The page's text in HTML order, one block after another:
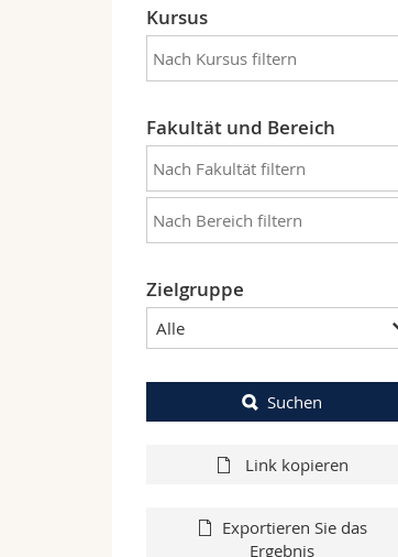
Kursus
Fakultät und Bereich
Zielgruppe
Alle
Suchen
Link kopieren
Exportieren Sie das
Ergebnis